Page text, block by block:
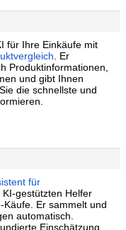
für Ihre Einkäufe mit
. Er
Produktinformationen,
und gibt Ihnen
die schnellste und
für
KI-gestützten Helfer
Er sammelt und
automatisch.
Einschätzung